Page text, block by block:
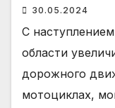
30.05.2024
С
области
дорожного
мотоциклах,